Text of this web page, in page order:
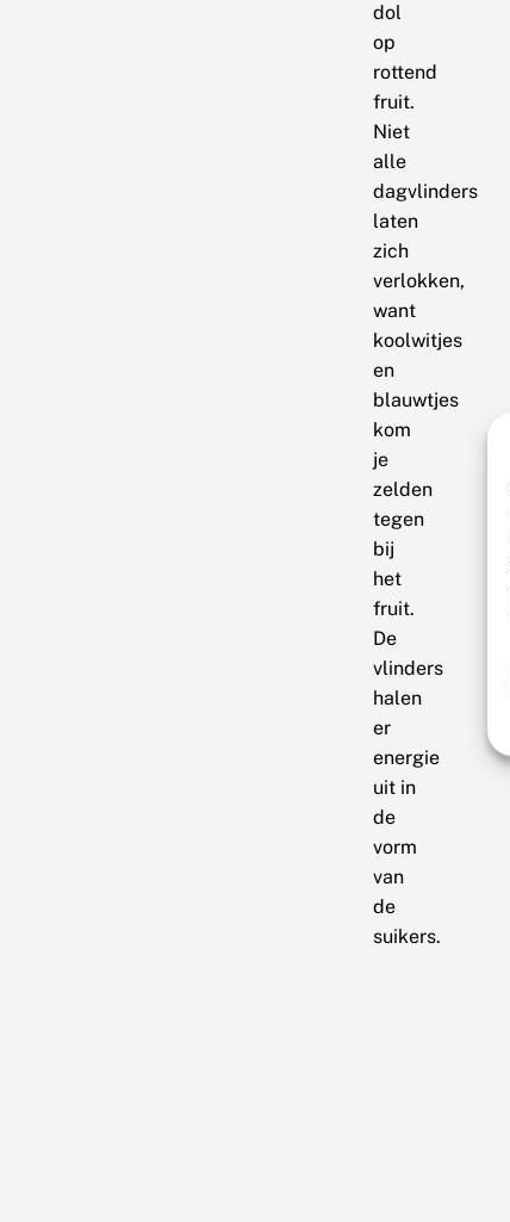
dol
op
rottend
fruit.
Niet
alle
dagvlinders
laten
zich
verlokken,
want
koolwitjes
en
blauwtjes
kom
je
zelden
tegen
bij
het
fruit.
De
vlinders
halen
er
energie
uit in
de
vorm
van
de
suikers.